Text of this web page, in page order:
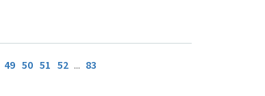
49 50 51 52 ... 83